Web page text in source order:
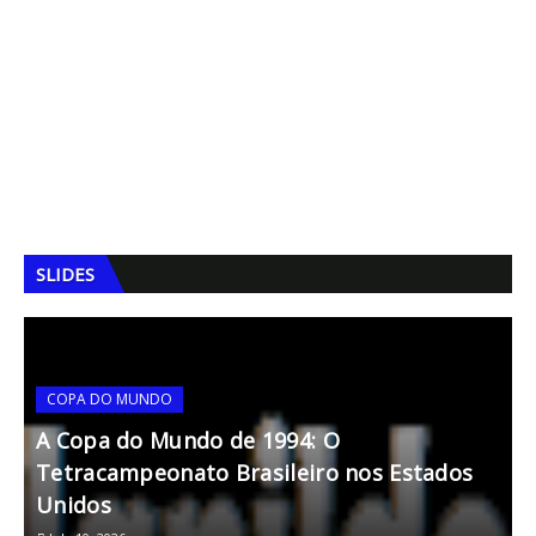
SLIDES
COPA DO MUNDO
A Copa do Mundo de 1994: O
Tetracampeonato Brasileiro nos Estados
Unidos